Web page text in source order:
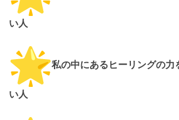
い人
私の中にあるヒーリングの力
い人